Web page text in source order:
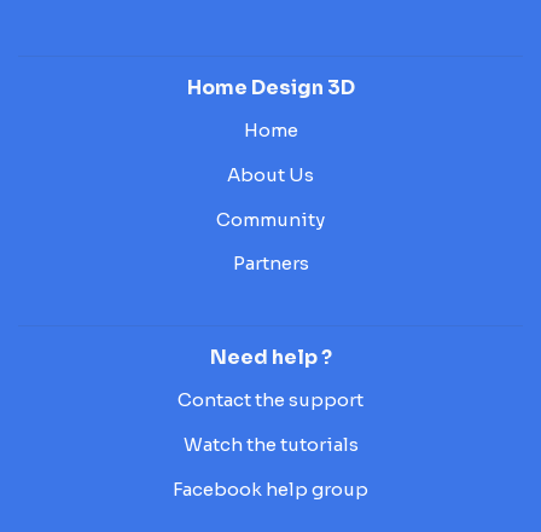
Home Design 3D
Home
About Us
Community
Partners
Need help ?
Contact the support
Watch the tutorials
Facebook help group